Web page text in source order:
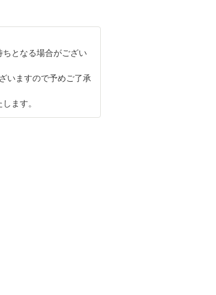
となる場合がござい
いますので予めご了承
ます。